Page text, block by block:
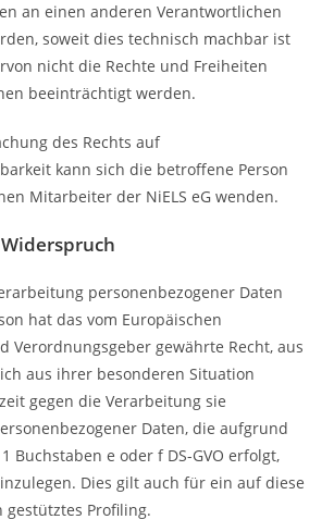
an einen anderen Verantwortlichen
soweit dies technisch machbar ist
nicht die Rechte und Freiheiten
beeinträchtigt werden.
des Rechts auf
kann sich die betroffene Person
Mitarbeiter der NiELS eG wenden.
personenbezogener Daten
hat das vom Europäischen
Verordnungsgeber gewährte Recht, aus
aus ihrer besonderen Situation
gegen die Verarbeitung sie
Daten, die aufgrund
Buchstaben e oder f DS-GVO erfolgt,
Dies gilt auch für ein auf diese
gestütztes Profiling.